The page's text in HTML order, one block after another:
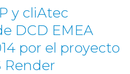
y cliAtec
DCD EMEA
por el proyecto
Render